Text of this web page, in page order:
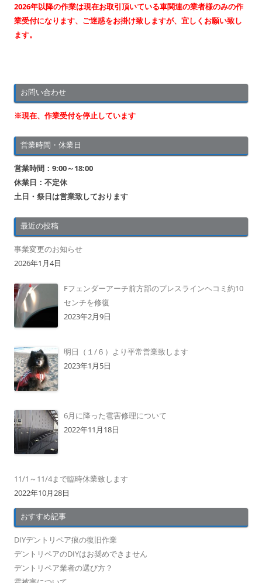
シ
ョ
ン
2026年以降の作業は現在お取引頂いている車関連の業者様のみの作
業受付になります、ご迷惑をお掛け致しますが、宜しくお願い致し
ます。
お問い合わせ
※現在、作業受付を停止しています
営業時間・休業日
営業時間：9:00～18:00
休業日：不定休
土日・祭日は営業致しております
最近の投稿
事業変更のお知らせ
2026年1月4日
Fフェンダーアーチ前方部のプレスラインヘコミ約10
センチを修復
2023年2月9日
明日（１/６）より平常営業致します
2023年1月5日
6月に降った雹害修理について
2022年11月18日
11/1～11/4まで臨時休業致します
2022年10月28日
おすすめ記事
DIYデントリペア痕の復旧作業
デントリペアのDIYはお奨めできません
デントリペア業者の選び方？